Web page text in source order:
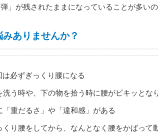
弾」が残されたままになっていることが多いの
ありませんか？
は必ずぎっくり腰になる
洗う時や、下の物を拾う時に腰がピキッとな
「重だるさ」や「違和感」がある
くり腰をしてから、なんとなく腰をかばって